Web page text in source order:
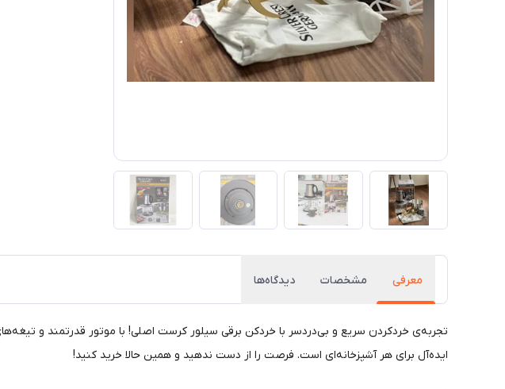
معرفی مشخصات دیدگاه‌ها
تجربه‌ی خردکردن سریع و بی‌دردسر با خردکن برقی سیلور کرست اصلی! با موتور قدرتمند و
ایده‌آل برای هر آشپزخانه‌ای است. فرصت را از دست ندهید و همین حالا خرید کنید!